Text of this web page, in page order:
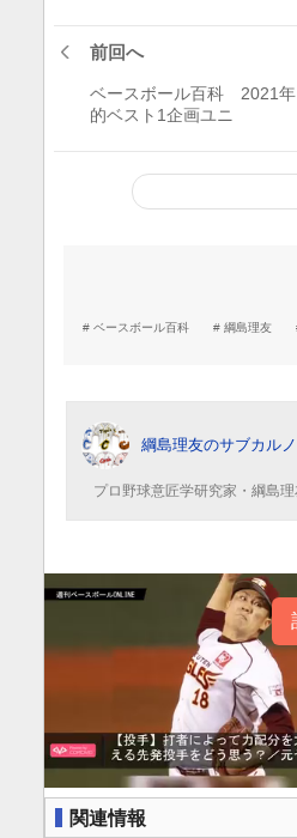
前回へ
ベースボール百科 2021年
的ベスト1企画ユニ
ベースボール百科 綱島理友
綱島理友のサブカル
プロ野球意匠学研究家・綱島
関連情報